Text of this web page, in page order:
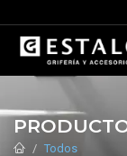
Todos